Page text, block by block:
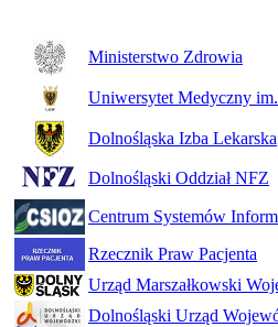
Ministerstwo Zdrowia
Uniwersytet Medyczny
Dolnośląska Izba Lekarska
Dolnośląski Oddział NFZ
Centrum Systemów
Rzecznik Praw Pacjenta
Urząd Marszałkowski
Dolnośląski Urząd